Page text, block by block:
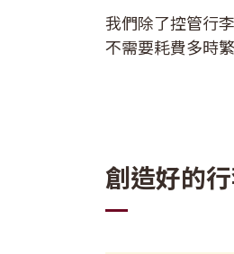
我們除了控管行
不需要耗費多時
創造好的